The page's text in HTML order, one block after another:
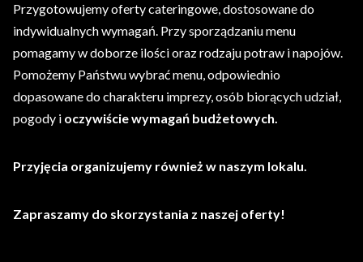
Przygotowujemy oferty cateringowe, dostosowane do
indywidualnych wymagań. Przy sporządzaniu menu
pomagamy w doborze ilości oraz rodzaju potraw i napojów.
Pomożemy Państwu wybrać menu, odpowiednio
dopasowane do charakteru imprezy, osób biorących udział,
pogody i oczywiście wymagań budżetowych.
Przyjęcia organizujemy również w naszym lokalu.
Zapraszamy do skorzystania z naszej oferty!